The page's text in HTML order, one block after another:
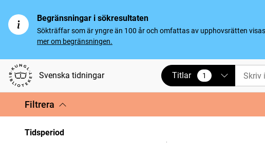
Begränsningar i sökresultaten
Sökträffar som är yngre än 100 år och omfattas av upphovsrätten
mer om begränsningen.
Svenska tidningar Titlar 1
vald
Filtrera
Tidsperiod